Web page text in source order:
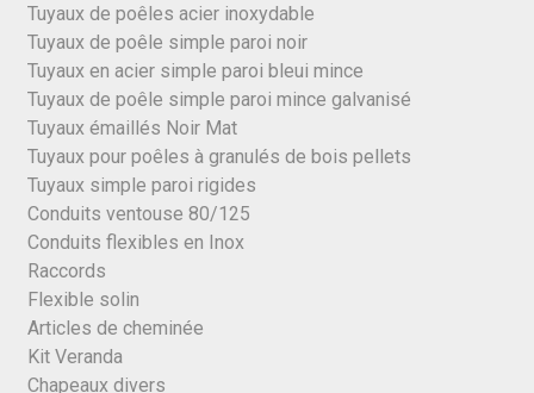
Tuyaux de poêles acier inoxydable
Tuyaux de poêle simple paroi noir
Tuyaux en acier simple paroi bleui mince
Tuyaux de poêle simple paroi mince galvanisé
Tuyaux émaillés Noir Mat
Tuyaux pour poêles à granulés de bois pellets
Tuyaux simple paroi rigides
Conduits ventouse 80/125
Conduits flexibles en Inox
Raccords
Flexible solin
Articles de cheminée
Kit Veranda
Chapeaux divers